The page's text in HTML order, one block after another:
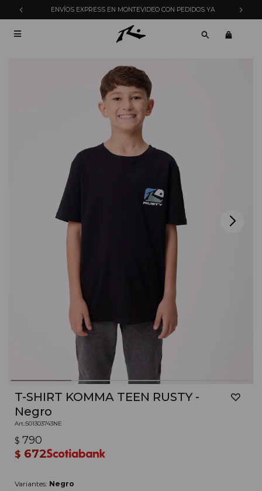
ENVÍOS EXPRESS EN MONTEVIDEO CON PEDIDOS YA

T-SHIRT KOMMA TEEN RUSTY -
Negro
501303743NE
$ 790
$ 672
Variantes: Negro